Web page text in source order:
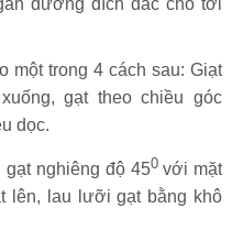
một trong 4 cách sau: Giạt
gạt theo chiều góc
dọc.
nghiêng độ 450với mặt
lên, lau lưỡi gạt bằng khô